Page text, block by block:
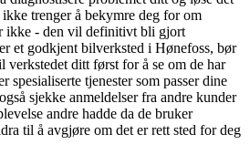
trenger å bekymre deg for om
ikke - den vil definitivt bli gjort
et godkjent bilverksted i Hønefoss, bør
verkstedet ditt først for å se om de har
spesialiserte tjenester som passer dine
sjekke anmeldelser fra andre kunder
andre hadde da de bruker
til å avgjøre om det er rett sted for deg